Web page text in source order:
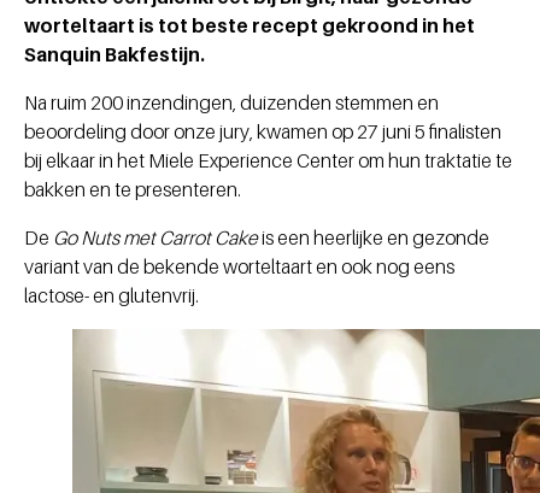
worteltaart is tot beste recept gekroond in het
Sanquin Bakfestijn.
Na ruim 200 inzendingen, duizenden stemmen en
beoordeling door onze jury, kwamen op 27 juni 5 finalisten
bij elkaar in het Miele Experience Center om hun traktatie te
bakken en te presenteren.
De Go Nuts met Carrot Cakeis een heerlijke en gezonde
variant van de bekende worteltaart en ook nog eens
lactose- en glutenvrij.